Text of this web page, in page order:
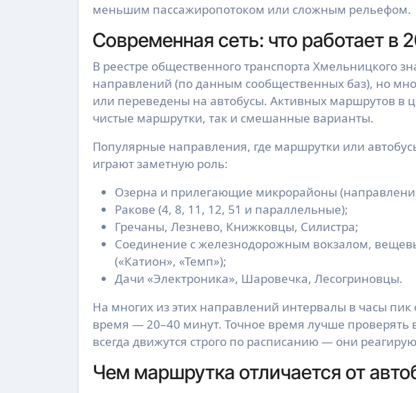
меньшим пассажиропотоком или сложным рельефом.
Современная сеть: что работает в
В реестре общественного транспорта Хмельницкого
направлений (по данным сообщественных баз), но
или переведены на автобусы. Активных маршрутов в
чистые маршрутки, так и смешанные варианты.
Популярные направления, где маршрутки или
играют заметную роль:
Озерна и прилегающие микрорайоны
Ракове (4, 8, 11, 12, 51 и параллельные);
Гречаны, Лезнево, Книжковцы, Силистра;
Соединение с железнодорожным вокзалом,
(«Катион», «Темп»);
Дачи «Электроника», Шаровечка, Лесогриновцы.
На многих из этих направлений интервалы в часы пик
время — 20–40 минут. Точное время лучше проверять
всегда движутся строго по расписанию — они
Чем маршрутка отличается от